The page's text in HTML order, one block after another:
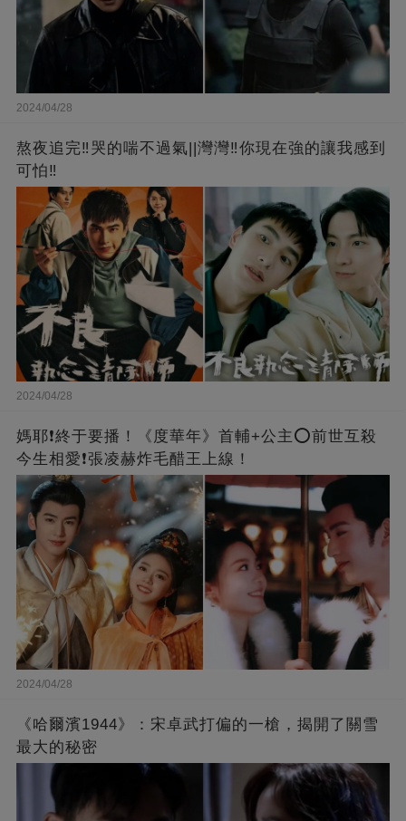
2024/04/28
熬夜追完‼️哭的喘不過氣||灣灣‼️你現在強的讓我感到
可怕‼️
2024/04/28
媽耶❗️終于要播！《度華年》首輔+公主⭕前世互殺
今生相愛❗張凌赫炸毛醋王上線！
2024/04/28
《哈爾濱1944》：宋卓武打偏的一槍，揭開了關雪
最大的秘密